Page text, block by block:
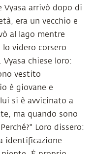
Vyasa arrivò dopo di
era un vecchio e
al lago mentre
lo videro corsero
chiese loro:
vestito
è giovane e
si è avvicinato a
ma quando sono
Loro dissero:
identificazione